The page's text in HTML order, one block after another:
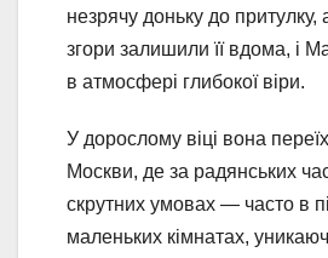
незрячу доньку до притулку,
згори залишили її вдома, і
в атмосфері глибокої віри.
У дорослому віці вона
Москви, де за радянських
скрутних умовах — часто в
маленьких кімнатах,